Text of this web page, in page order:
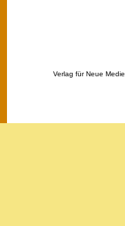
Verlag für Neue